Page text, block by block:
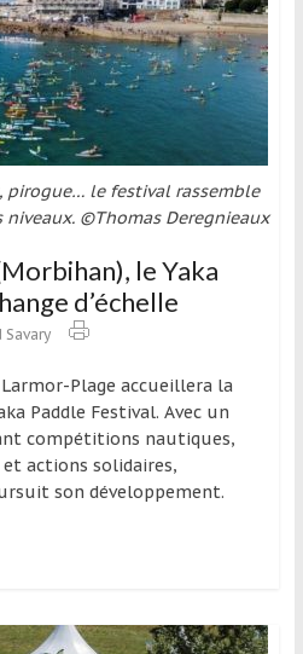
pirogue… le festival rassemble
©Thomas Deregnieaux
le Yaka
d’échelle
Savary
Plage accueillera la
Paddle Festival. Avec un
compétitions nautiques,
actions solidaires,
son développement.